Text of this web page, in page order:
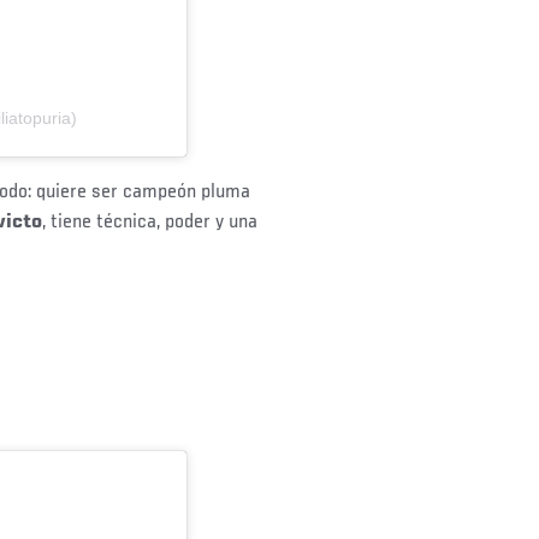
quiere ser campeón pluma
, tiene técnica, poder y una